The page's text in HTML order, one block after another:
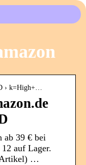
› k=High+…
ab 39 € bei
auf Lager.
Artikel) …